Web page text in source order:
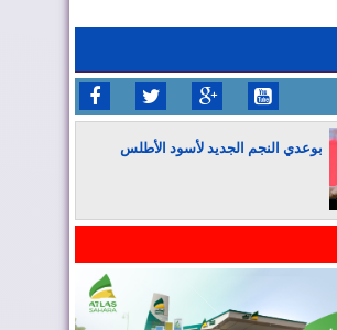
بوعدي النجم الجديد لأسود الأطلس